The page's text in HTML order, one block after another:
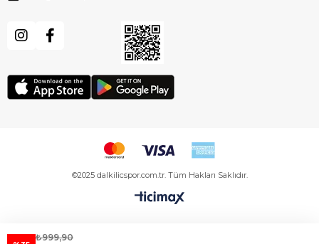
©2025 dalkilicspor.com.tr. Tüm Hakları Saklıdır.
₺999,90